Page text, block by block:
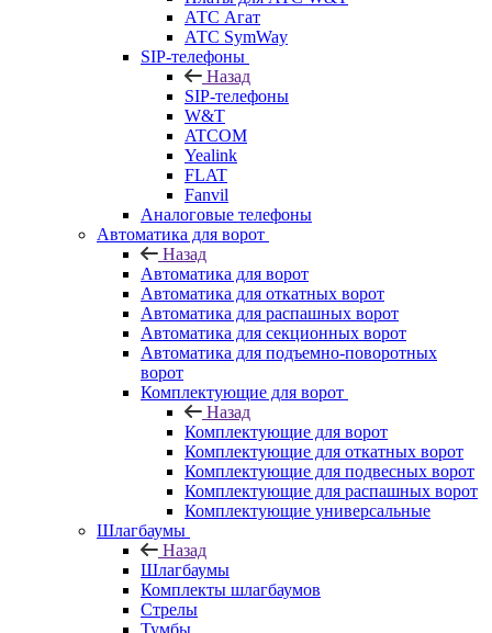
АТС Агат
АТС SymWay
SIP-телефоны
Назад
SIP-телефоны
W&T
ATCOM
Yealink
FLAT
Fanvil
Аналоговые телефоны
Автоматика для ворот
Назад
Автоматика для ворот
Автоматика для откатных ворот
Автоматика для распашных ворот
Автоматика для секционных ворот
Автоматика для подъемно-поворотных
ворот
Комплектующие для ворот
Назад
Комплектующие для ворот
Комплектующие для откатных ворот
Комплектующие для подвесных ворот
Комплектующие для распашных ворот
Комплектующие универсальные
Шлагбаумы
Назад
Шлагбаумы
Комплекты шлагбаумов
Стрелы
Тумбы